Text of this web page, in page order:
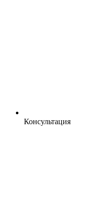
Консультация